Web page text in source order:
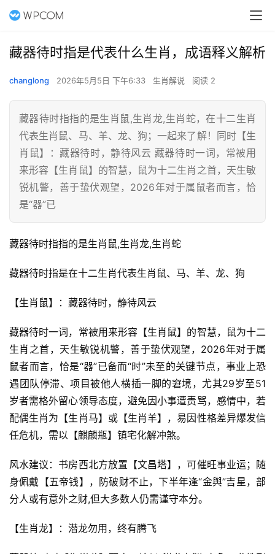
藏器待时指是代表什么生肖，成语释义解析
changlong 2026年5月5日 下午6:33 生肖解说 阅读 2
藏器待时指指的是生肖鼠,生肖龙,生肖蛇，在十二生肖
代表生肖鼠、马、羊、龙、狗；一起来了解！同时【生
肖鼠】：藏器待时，静待风云 藏器待时一词，常被用
来形容【生肖鼠】的智慧，鼠为十二生肖之首，天生敏
锐机警，善于蛰伏观望，2026年对于属鼠者而言，恰
是“器”已
藏器待时指指的是生肖鼠,生肖龙,生肖蛇
藏器待时指是在十二生肖代表生肖鼠、马、羊、龙、狗
【生肖鼠】：藏器待时，静待风云
藏器待时一词，常被用来形容【生肖鼠】的智慧，鼠为十二
生肖之首，天生敏锐机警，善于蛰伏观望，2026年对于属
鼠者而言，恰是“器”已备而“时”未至的关键节点，事业上恐
遇团队停滞、项目被他人横插一脚的窘境，尤其29岁至51
岁者需格外留心领导态度，避免因小事遭责骂，感情中，若
配偶生肖为【生肖马】或【生肖羊】，易因性格差异爆发信
任危机，需以【麒麟瓶】镇宅化解冲煞。
风水建议：书房西北方放置【文昌塔】，可催旺事业运；随
身佩戴【五帝钱】，防破财不止，下半年逢“金舆”吉星，部
分人或有意外之财,但大多数人仍需谨守本分。
【生肖龙】：潜龙勿用，终有腾飞